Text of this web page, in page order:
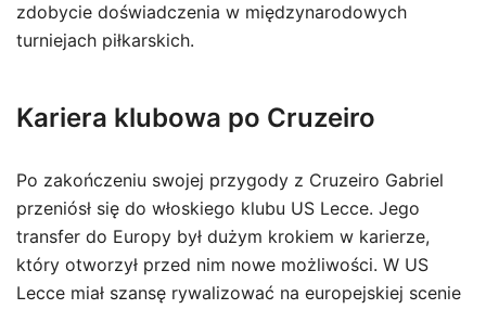
zdobycie doświadczenia w międzynarodowych
turniejach piłkarskich.
Kariera klubowa po Cruzeiro
Po zakończeniu swojej przygody z Cruzeiro Gabriel
przeniósł się do włoskiego klubu US Lecce. Jego
transfer do Europy był dużym krokiem w karierze,
który otworzył przed nim nowe możliwości. W US
Lecce miał szansę rywalizować na europejskiej scenie